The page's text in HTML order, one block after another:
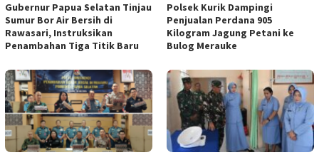
Gubernur Papua Selatan Tinjau
Sumur Bor Air Bersih di
Rawasari, Instruksikan
Penambahan Tiga Titik Baru
Polsek Kurik Dampingi
Penjualan Perdana 905
Kilogram Jagung Petani ke
Bulog Merauke